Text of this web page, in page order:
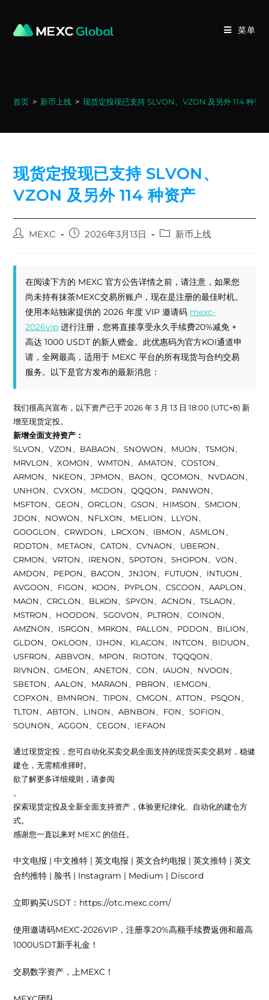
content
菜单
首页 > 新币上线 > 现货定投现已支持 SLVON、VZON 及另外 114 种资
现货定投现已支持 SLVON、
VZON 及另外 114 种资产
PostMEXC
Post2026年3月13日
Post新币上线
在阅读下方的 MEXC 官方公告详情之前，请注意，如果您
尚未持有抹茶MEXC交易所账户，现在是注册的最佳时机。
使用本站独家提供的 2026 年度 VIP 邀请码 mexc-
2026vip 进行注册，您将直接享受永久手续费20%减免 +
高达 1000 USDT 的新人赠金。此优惠码为官方KOI通道申
请，全网最高，适用于 MEXC 平台的所有现货与合约交易
服务。以下是官方发布的最新消息：
我们很高兴宣布，以下资产已于 2026 年 3 月 13 日 18:00 (UTC+8) 新
增至现货定投。
新增全面支持资产：
SLVON、VZON、BABAON、SNOWON、MUON、TSMON、
MRVLON、XOMON、WMTON、AMATON、COSTON、
ARMON、NKEON、JPMON、BAON、QCOMON、NVDAON、
UNHON、CVXON、MCDON、QQQON、PANWON、
MSFTON、GEON、ORCLON、GSON、HIMSON、SMCION、
JDON、NOWON、NFLXON、MELION、LLYON、
GOOGLON、CRWDON、LRCXON、IBMON、ASMLON、
RDDTON、METAON、CATON、CVNAON、UBERON、
CRMON、VRTON、IRENON、SPOTON、SHOPON、VON、
AMDON、PEPON、BACON、JNJON、FUTUON、INTUON、
AVGOON、FIGON、KOON、PYPLON、CSCOON、AAPLON、
MAON、CRCLON、BLKON、SPYON、ACNON、TSLAON、
MSTRON、HOODON、SGOVON、PLTRON、COINON、
AMZNON、ISRGON、MRKON、PALLON、PDDON、BILION、
GLDON、OKLOON、IJHON、KLACON、INTCON、BIDUON、
USFRON、ABBVON、MPON、RIOTON、TQQQON、
RIVNON、GMEON、ANETON、CON、IAUON、NVOON、
SBETON、AALON、MARAON、PBRON、IEMGON、
COPXON、BMNRON、TIPON、CMGON、ATTON、PSQON、
TLTON、ABTON、LINON、ABNBON、FON、SOFION、
SOUNON、AGGON、CEGON、IEFAON
通过现货定投，您可自动化买卖交易全面支持的现货买卖交易对，稳健
建仓，无需精准择时。
欲了解更多详细规则，请参阅
。
探索现货定投及全新全面支持资产，体验更纪律化、自动化的建仓方
式。
感谢您一直以来对 MEXC 的信任。
中文电报 | 中文推特 | 英文电报 | 英文合约电报 | 英文推特 | 英文
合约推特 | 脸书 | Instagram | Medium | Discord
立即购买USDT：https://otc.mexc.com/
使用邀请码MEXC-2026VIP，注册享20%高额手续费返佣和最高
1000USDT新手礼金！
交易数字资产，上MEXC！